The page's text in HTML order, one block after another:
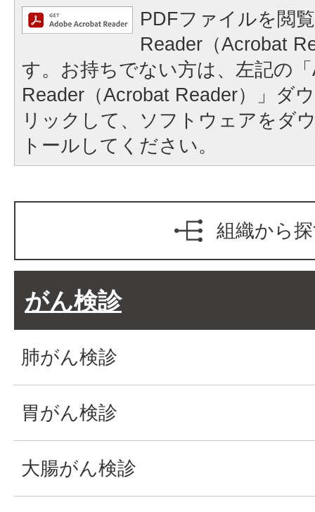
PDFファイルを閲
Reader（Acrobat
す。お持ちでない方は、左記の
Reader（Acrobat Reader）」ダ
リックして、ソフトウェアをダ
トールしてください。
組織から
がん検診
肺がん検診
胃がん検診
大腸がん検診